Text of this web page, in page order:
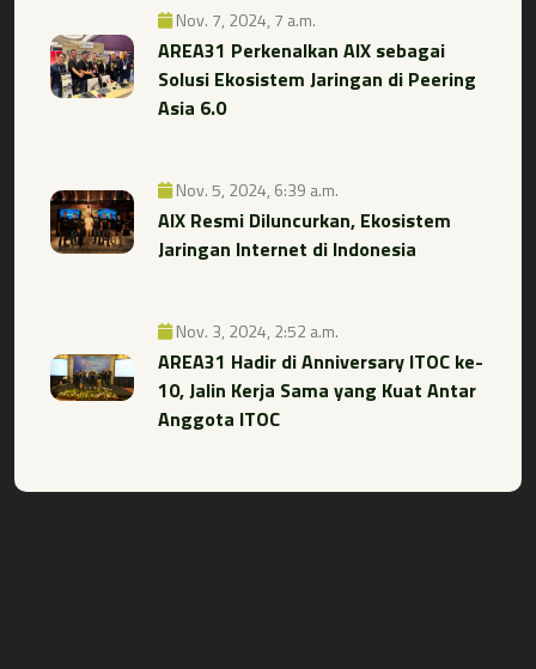
Nov. 7, 2024, 7 a.m.
AREA31 Perkenalkan AIX sebagai
Solusi Ekosistem Jaringan di Peering
Asia 6.0
Nov. 5, 2024, 6:39 a.m.
AIX Resmi Diluncurkan, Ekosistem
Jaringan Internet di Indonesia
Nov. 3, 2024, 2:52 a.m.
AREA31 Hadir di Anniversary ITOC ke-
10, Jalin Kerja Sama yang Kuat Antar
Anggota ITOC